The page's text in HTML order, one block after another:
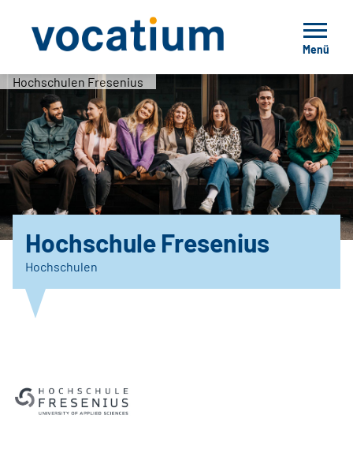
Menü
Hochschulen Fresenius
Hochschule Fresenius
Hochschulen